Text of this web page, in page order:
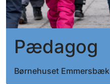
Pædagog
Børnehuset Emmersbæk